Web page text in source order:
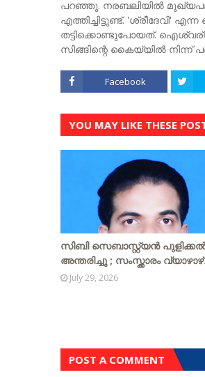
പറഞ്ഞു. നരബലിയിൽ
എത്തിച്ചിട്ടുണ്ട്. 'ശ്രീദേവി'
തട്ടിക്കൊണ്ടുപോയത്.
സിങ്ങിന്റെ കൈയ്യിൽ നിന്ന്
Facebook
YOU MAY LIKE THESE
സിബി സെബാസ്റ്റ്യന്‍
അന്തരിച്ചു ; സംസ്ക്കാരം
July 29, 2026
POST A COMMENT